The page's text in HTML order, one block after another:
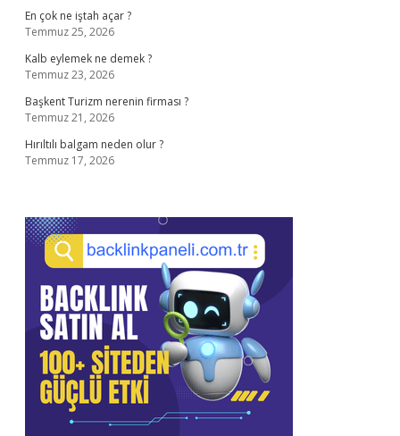
En çok ne iştah açar ?
Temmuz 25, 2026
Kalb eylemek ne demek ?
Temmuz 23, 2026
Başkent Turizm nerenin firması ?
Temmuz 21, 2026
Hırıltılı balgam neden olur ?
Temmuz 17, 2026